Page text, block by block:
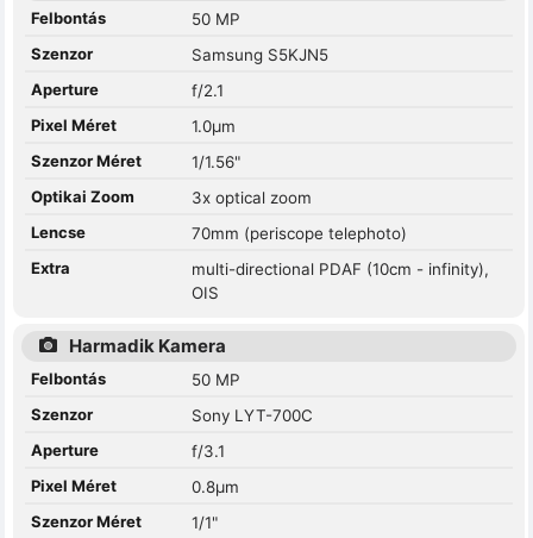
Felbontás
50 MP
Szenzor
Samsung S5KJN5
Aperture
f/2.1
Pixel Méret
1.0µm
Szenzor Méret
1/1.56"
Optikai Zoom
3x optical zoom
Lencse
70mm (periscope telephoto)
Extra
multi-directional PDAF (10cm - infinity),
OIS
Harmadik Kamera
Felbontás
50 MP
Szenzor
Sony LYT-700C
Aperture
f/3.1
Pixel Méret
0.8µm
Szenzor Méret
1/1"